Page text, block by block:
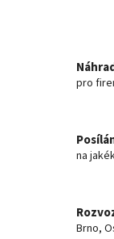
pro
na
Brno,